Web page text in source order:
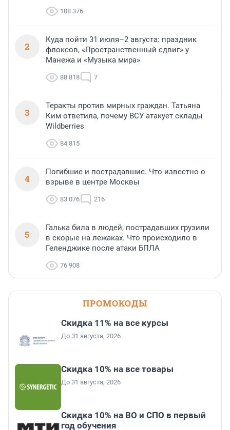
108 376
2
Куда пойти 31 июля–2 августа: праздник
флоксов, «Пространственный сдвиг» у
Манежа и «Музыка мира»
88 818 7
3
Теракты против мирных граждан. Татьяна
Ким ответила, почему ВСУ атакует склады
Wildberries
84 815
4
Погибшие и пострадавшие. Что известно о
взрыве в центре Москвы
83 076 216
5
Галька била в людей, пострадавших грузили
в скорые на лежаках. Что происходило в
Геленджике после атаки БПЛА
76 908
ПРОМОКОДЫ
Скидка 11% на все курсы
До 31 августа, 2026
Скидка 10% на все товары
До 31 августа, 2026
Скидка 10% на ВО и СПО в первый
год обучения